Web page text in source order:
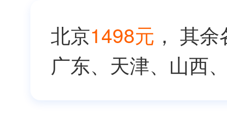
北京1498元 ， 其
广东、天津、山西